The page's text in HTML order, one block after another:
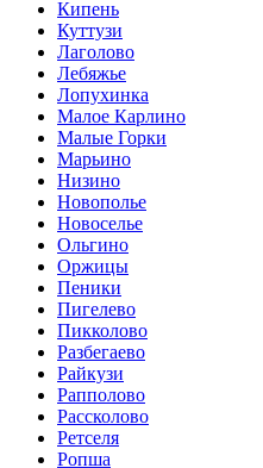
Кипень
Куттузи
Лаголово
Лебяжье
Лопухинка
Малое Карлино
Малые Горки
Марьино
Низино
Новополье
Новоселье
Ольгино
Оржицы
Пеники
Пигелево
Пикколово
Разбегаево
Райкузи
Рапполово
Рассколово
Ретселя
Ропша